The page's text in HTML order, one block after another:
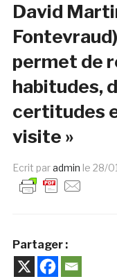
David
permet de
habitudes,
certitudes
visite »
Ecrit paradmin le 28/
Partager :